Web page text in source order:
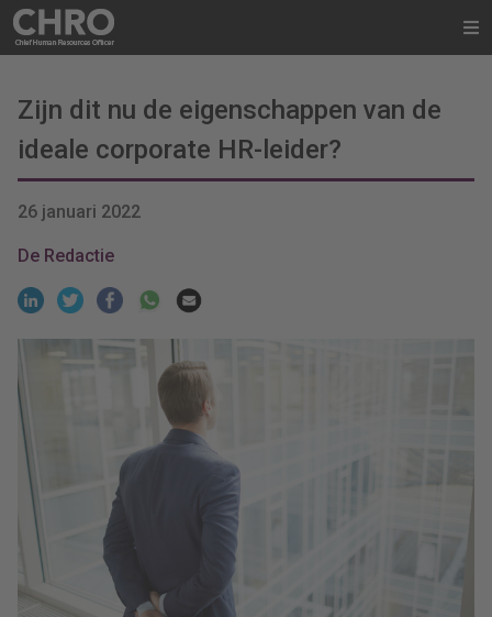
Zijn dit nu de eigenschappen van de
ideale corporate HR-leider?
26 januari 2022
De Redactie